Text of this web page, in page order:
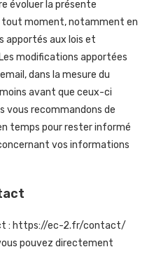
évoluer la présente
tout moment, notamment en
apportés aux lois et
modifications apportées
dans la mesure du
avant que ceux-ci
vous recommandons de
temps pour rester informé
vos informations
: https://ec-2.fr/contact/
pouvez directement